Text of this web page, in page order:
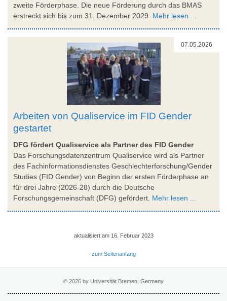
zweite Förderphase. Die neue Förderung durch das BMAS
erstreckt sich bis zum 31. Dezember 2029. Mehr lesen ...
07.05.2026
Arbeiten von Qualiservice im FID Gender
gestartet
DFG fördert Qualiservice als Partner des FID Gender
Das Forschungsdatenzentrum Qualiservice wird als Partner
des Fachinformationsdienstes Geschlechterforschung/Gender
Studies (FID Gender) von Beginn der ersten Förderphase an
für drei Jahre (2026-28) durch die Deutsche
Forschungsgemeinschaft (DFG) gefördert. Mehr lesen ...
aktualisiert am 16. Februar 2023
zum Seitenanfang
© 2026 by Universität Bremen, Germany